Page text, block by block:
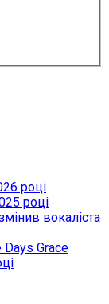
році
році
вокаліста
Grace